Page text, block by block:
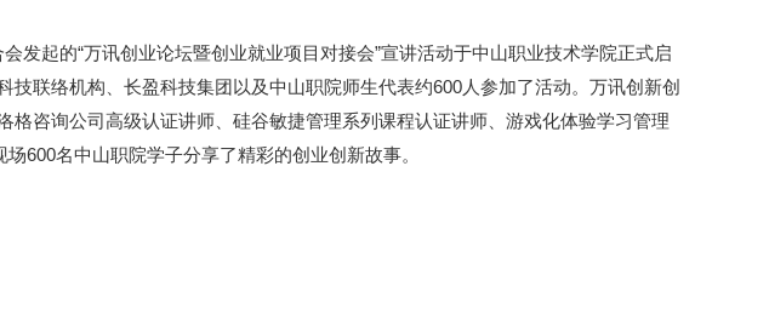
发起的“万讯创业论坛暨创业就业项目对接会”宣讲活动于中山职业技术学院正式启
联络机构、长盈科技集团以及中山职院师生代表约600人参加了活动。万讯创新创
咨询公司高级认证讲师、硅谷敏捷管理系列课程认证讲师、游戏化体验学习管理
600名中山职院学子分享了精彩的创业创新故事。